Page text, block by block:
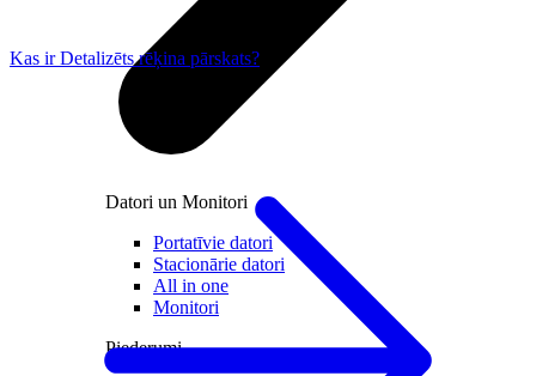
Datori un Monitori
Portatīvie datori
Stacionārie datori
All in one
Monitori
Piederumi
Kas ir Detalizēts rēķina pārskats?